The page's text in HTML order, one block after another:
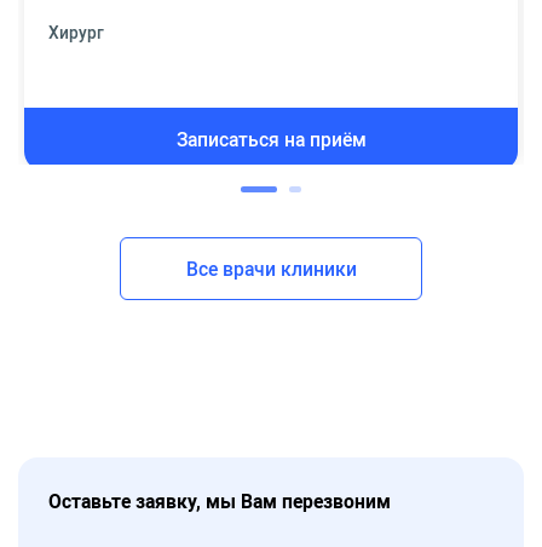
Хирург
Записаться на приём
Все врачи клиники
Оставьте заявку, мы Вам перезвоним